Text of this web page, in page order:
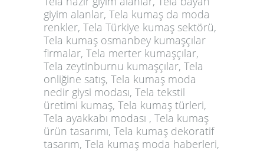
giyim alanlar, Tela kumaş da moda
renkler, Tela Türkiye kumaş sektörü,
Tela kumaş osmanbey kumaşçılar
firmalar, Tela merter kumaşçılar,
Tela zeytinburnu kumaşçılar, Tela
onliğine satış, Tela kumaş moda
nedir giysi modası, Tela tekstil
üretimi kumaş, Tela kumaş türleri,
Tela ayakkabı modası , Tela kumaş
ürün tasarımı, Tela kumaş dekoratif
tasarım, Tela kumaş moda haberleri,